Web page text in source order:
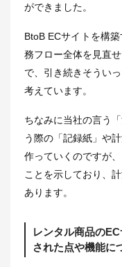
ができました。
BtoB ECサイトを構
務フロー全体を見直
で、引き続きそうい
考えています。
ちなみに当社の言う
う際の「記録紙」や
作っていくのですが
ことを示しており、
あります。
レンタル商品の
された点や機能に